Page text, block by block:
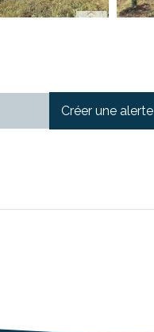
Créer une alerte